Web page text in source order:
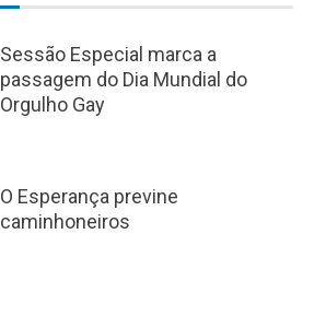
Sessão Especial marca a
passagem do Dia Mundial do
Orgulho Gay
O Esperança previne
caminhoneiros